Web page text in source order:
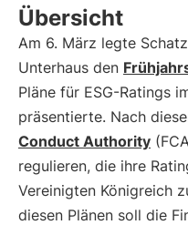
Übersicht
Am 6. März legte
Unterhaus den
Pläne für ESG-Ratings
präsentierte. Nach
Conduct Authority
regulieren, die ihre
Vereinigten Königreich
diesen Plänen soll die